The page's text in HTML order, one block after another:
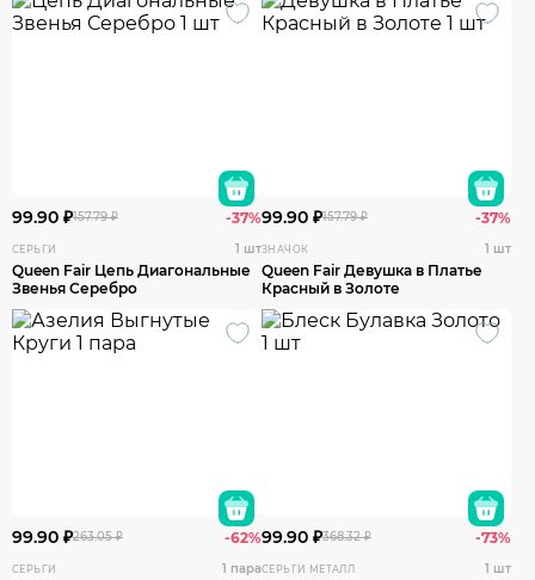
99.90 ₽157.79 ₽ -37%
СЕРЬГИ 1 шт
Queen Fair Цепь Диагональные
Звенья Серебро
99.90 ₽157.79 ₽ -37%
ЗНАЧОК 1 шт
Queen Fair Девушка в Платье
Красный в Золоте
99.90 ₽263.05 ₽ -62%
СЕРЬГИ 1 пара
99.90 ₽368.32 ₽ -73%
СЕРЬГИ МЕТАЛЛ 1 шт